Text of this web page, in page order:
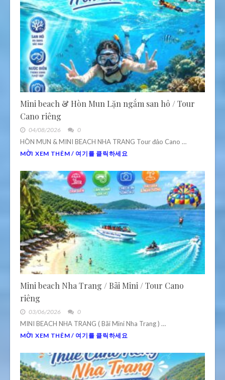
Mini beach & Hòn Mun Lặn ngắm san hô / Tour
Cano riêng
04/08/2026 0
HÒN MUN & MINI BEACH NHA TRANG Tour đảo Cano …
MỜI XEM THÊM / 여기를 클릭하세요
Mini beach Nha Trang / Bãi Mini / Tour Cano
riêng
03/06/2026 0
MINI BEACH NHA TRANG ( Bãi Mini Nha Trang ) …
MỜI XEM THÊM / 여기를 클릭하세요